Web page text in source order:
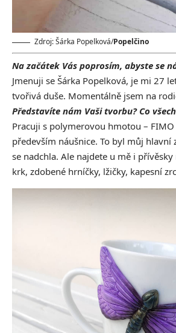
Zdroj: Šárka Popelková/Popelčino
Na začátek Vás poprosím, abyste se
Jmenuji se Šárka Popelková, je mi 27
tvořivá duše. Momentálně jsem na
Představíte nám Vaši tvorbu? Co
Pracuji s polymerovou hmotou –
především náušnice. To byl můj hlavní
se nadchla. Ale najdete u mě i
krk, zdobené hrníčky, lžičky, kapesní